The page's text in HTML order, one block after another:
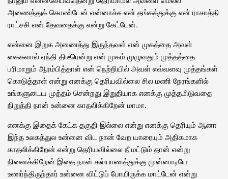
அணைத்துக் கொண்டேன் என்னாச்சு என் தங்கத்துக்கு என் ராசாத்தி
ராட்சசி என் தேவதைக்கு என்று கேட்டேன்.
என்னை இறுக அணைத்து இருந்தவள் என் முகத்தை அவள்
கைகளால் ஏந்தி திடீரென்று என் முகம் முழுவதும் முத்தத்தை
பரிமாறும் ஆரம்பித்தாள் என் நெற்றியில் அவள் எவ்வளவு முத்தங்கள்
கொடுத்தாள் என்று எனக்கு தெரியவில்லை சில மணி நேரங்களில்
உங்களுடைய முத்தம் சென்றது இறுதியாக எனக்கு முத்தமிடுவதை
நிறுத்தி நான் உன்னை காதலிக்கிறேன் மாமா.
எனக்கு இதைக் கேட்க தகுதி இல்லை என்று எனக்கு தெரியும் ஆனா
இந்த உலகத்துல உன்னை விட நான் வேற யாரையும் அதிகமாக
காதலிக்கிறேன் என்று தெரியவில்லை நீ மட்டும் தான் என்று
நினைக்கிறேன் இதை நான் கல்யாணத்துக்கு முன்னாடியே
உணர்ந்திருந்தார் உன்னை விட்டுப் போயிருக்க மாட்டேன் என்று